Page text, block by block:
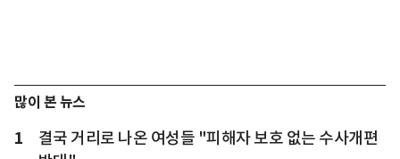
많이 본 뉴스
1
결국 거리로 나온 여성들 "피해자 보호 없는 수사개편